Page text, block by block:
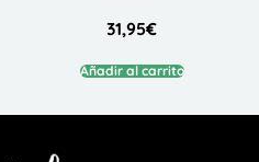
31,95€
Añadir al carrito